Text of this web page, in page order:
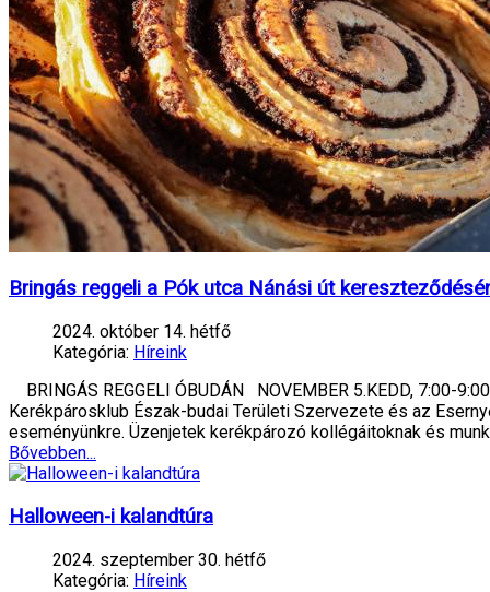
Bringás reggeli a Pók utca Nánási út
2024. október 14. hétfő
Kategória: Híreink
BRINGÁS REGGELI ÓBUDÁN NOVEMBER 5.KEDD, 7:00-
Kerékpárosklub Észak-budai Területi Szervezete és az
eseményünkre. Üzenjetek kerékpározó kollégáitoknak és
Bővebben...
Halloween-i kalandtúra
2024. szeptember 30. hétfő
Kategória: Híreink